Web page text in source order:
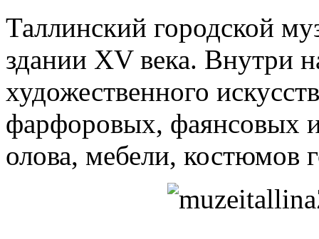
Таллинский городской
здании XV века. Внутри
художественного
фарфоровых, фаянсовых
олова, мебели, костюмов